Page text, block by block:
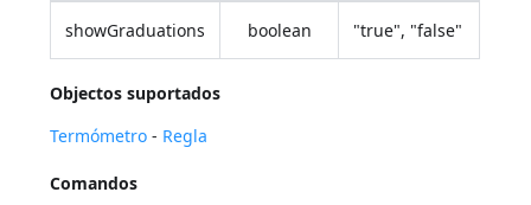
showGraduations boolean "true", "false"
Objectos suportados
Termómetro - Regla
Comandos